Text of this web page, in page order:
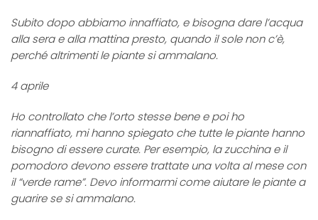
Subito dopo abbiamo innaffiato, e bisogna dare l’acqua
alla sera e alla mattina presto, quando il sole non c’è,
perché altrimenti le piante si ammalano.
4 aprile
Ho controllato che l’orto stesse bene e poi ho
riannaffiato, mi hanno spiegato che tutte le piante hanno
bisogno di essere curate. Per esempio, la zucchina e il
pomodoro devono essere trattate una volta al mese con
il “verde rame”. Devo informarmi come aiutare le piante a
guarire se si ammalano.